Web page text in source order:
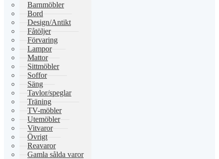
Barnmöbler
Bord
Design/Antikt
Fåtöljer
Förvaring
Lampor
Mattor
Sittmöbler
Soffor
Säng
Tavlor/speglar
Träning
TV-möbler
Utemöbler
Vitvaror
Övrigt
Reavaror
Gamla sålda varor